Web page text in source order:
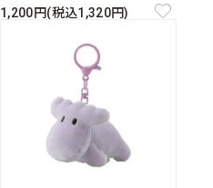
1,200円(税込1,320円)